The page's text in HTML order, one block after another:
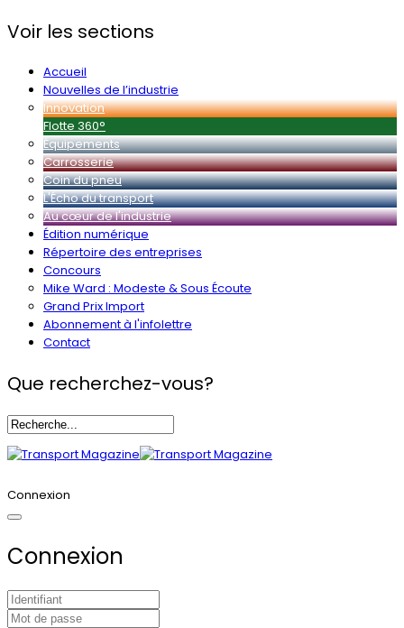
Voir les sections
Accueil
Nouvelles de l’industrie
Innovation
Flotte 360°
Équipements
Carrosserie
Coin du pneu
L'Écho du transport
Au cœur de l'industrie
Édition numérique
Répertoire des entreprises
Concours
Mike Ward : Modeste & Sous Écoute
Grand Prix Import
Abonnement à l'infolettre
Contact
Que recherchez-vous?
Connexion
Connexion